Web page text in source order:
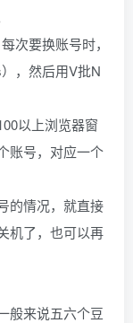
次要换账号时，
，然后用V批N
以上浏览器窗
账号，对应一个
的情况，就直接
机了，也可以再
般来说五六个豆